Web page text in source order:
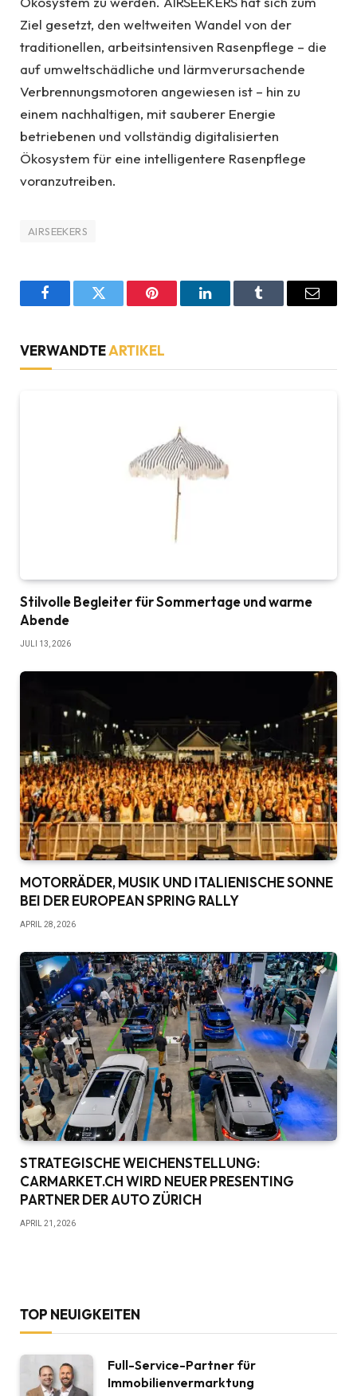
Ziel gesetzt, den weltweiten Wandel von der
traditionellen, arbeitsintensiven Rasenpflege – die
auf umweltschädliche und lärmverursachende
Verbrennungsmotoren angewiesen ist – hin zu
einem nachhaltigen, mit sauberer Energie
betriebenen und vollständig digitalisierten
Ökosystem für eine intelligentere Rasenpflege
voranzutreiben.
AIRSEEKERS
FacebookTwitter Pinterest LinkedInTumblr Email
VERWANDTEARTIKEL
Stilvolle Begleiter für Sommertage und warme
Abende
JULI 13, 2026
MOTORRÄDER, MUSIK UND ITALIENISCHE SONNE
BEI DER EUROPEAN SPRING RALLY
APRIL 28, 2026
STRATEGISCHE WEICHENSTELLUNG:
CARMARKET.CH WIRD NEUER PRESENTING
PARTNER DER AUTO ZÜRICH
APRIL 21, 2026
TOP NEUIGKEITEN
Full-Service-Partner für
Immobilienvermarktung